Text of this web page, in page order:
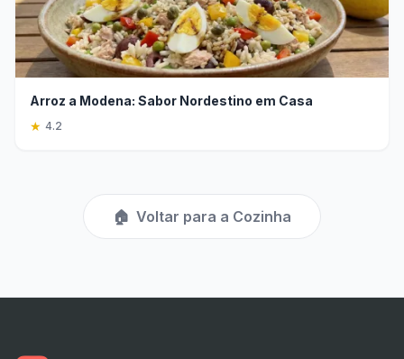
Arroz a Modena: Sabor Nordestino em Casa
★ 4.2
🏠 Voltar para a Cozinha